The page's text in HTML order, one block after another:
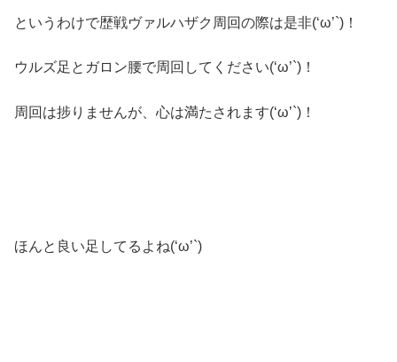
というわけで歴戦ヴァルハザク周回の際は是非(‘ω’`)！
ウルズ足とガロン腰で周回してください(‘ω’`)！
周回は捗りませんが、心は満たされます(‘ω’`)！
ほんと良い足してるよね(‘ω’`)